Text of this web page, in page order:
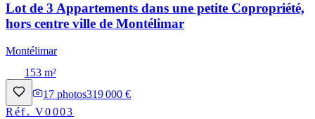
Lot de 3 Appartements dans une petite Copropriété,
hors centre ville de Montélimar
Montélimar
153 m²
17 photos319 000 €
Réf.V0003